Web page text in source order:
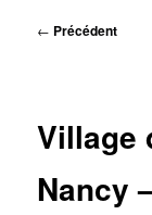
principal
Navigation
← Précédent
Village
Nancy